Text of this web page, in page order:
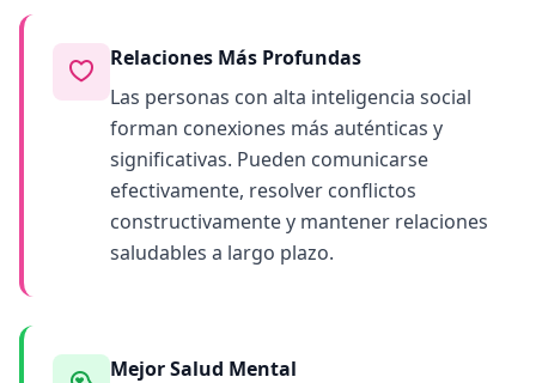
Relaciones Más Profundas
Las personas con alta inteligencia social
forman conexiones más auténticas y
significativas. Pueden comunicarse
efectivamente, resolver conflictos
constructivamente y mantener relaciones
saludables a largo plazo.
Mejor Salud Mental